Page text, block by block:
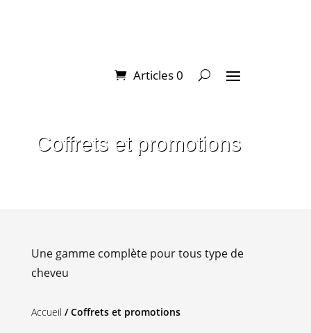
Articles 0
Coffrets et promotions
Une gamme complète pour tous type de
cheveu
Accueil / Coffrets et promotions